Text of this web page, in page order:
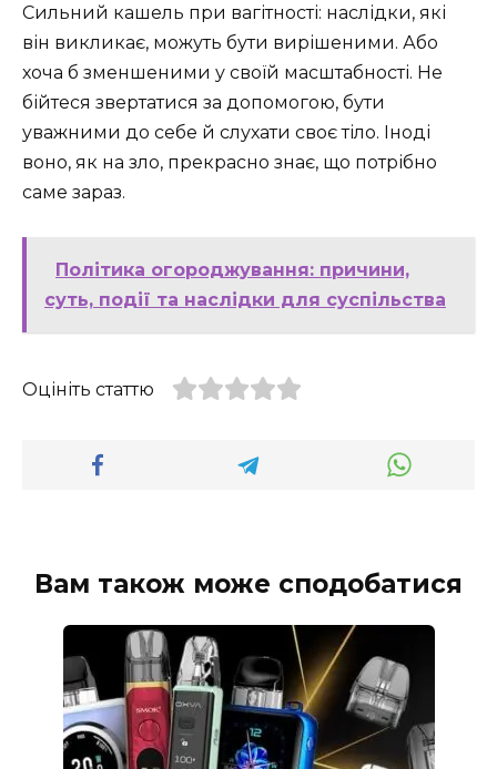
Сильний кашель при вагітності: наслідки, які
він викликає, можуть бути вирішеними. Або
хоча б зменшеними у своїй масштабності. Не
бійтеся звертатися за допомогою, бути
уважними до себе й слухати своє тіло. Іноді
воно, як на зло, прекрасно знає, що потрібно
саме зараз.
Політика огороджування: причини,
суть, події та наслідки для суспільства
Оцініть статтю
Вам також може сподобатися